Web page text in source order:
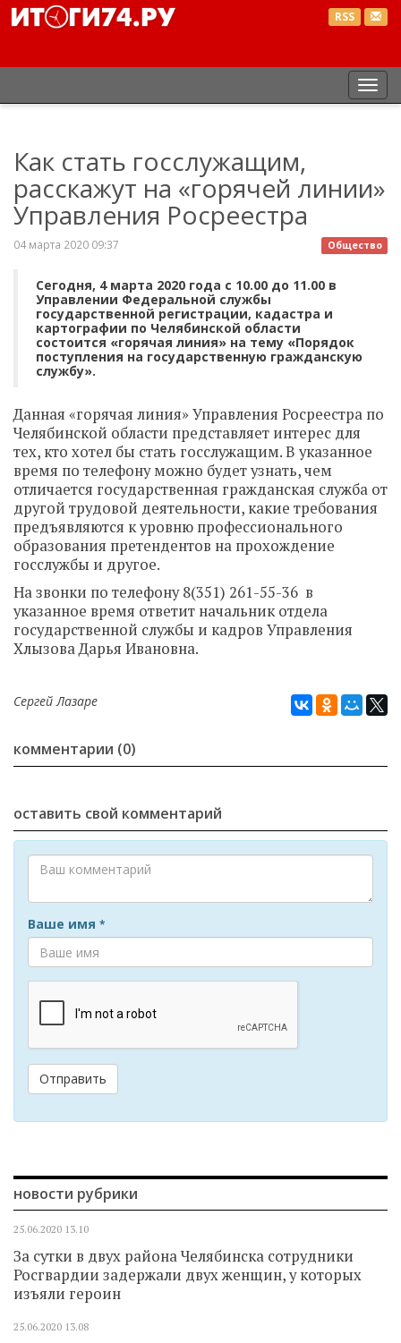
RSS
Как стать госслужащим,
расскажут на «горячей линии»
Управления Росреестра
Общество
04 марта 2020 09:37
Сегодня, 4 марта 2020 года с 10.00 до 11.00 в
Управлении Федеральной службы
государственной регистрации, кадастра и
картографии по Челябинской области
состоится «горячая линия» на тему «Порядок
поступления на государственную гражданскую
службу».
Данная «горячая линия» Управления Росреестра по
Челябинской области представляет интерес для
тех, кто хотел бы стать госслужащим. В указанное
время по телефону можно будет узнать, чем
отличается государственная гражданская служба от
другой трудовой деятельности, какие требования
предъявляются к уровню профессионального
образования претендентов на прохождение
госслужбы и другое.
На звонки по телефону8(351) 261-55-36 в
указанное время ответит начальник отдела
государственной службы и кадров Управления
Хлызова Дарья Ивановна.
Сергей Лазаре
комментарии (0)
оставить свой комментарий
Ваше имя *
Отправить
новости рубрики
25.06.2020 13.10
За сутки в двух района Челябинска сотрудники
Росгвардии задержали двух женщин, у которых
изъяли героин
25.06.2020 13.08